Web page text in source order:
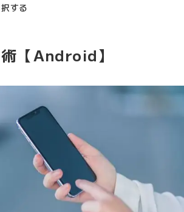
する
【Android】